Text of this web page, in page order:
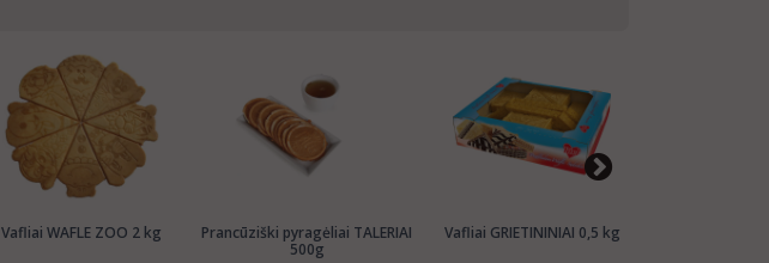
Vafliai WAFLE ZOO 2 kg
Prancūziški pyragėliai TALERIAI
500g
Vafliai GRIETININIAI 0,5 kg